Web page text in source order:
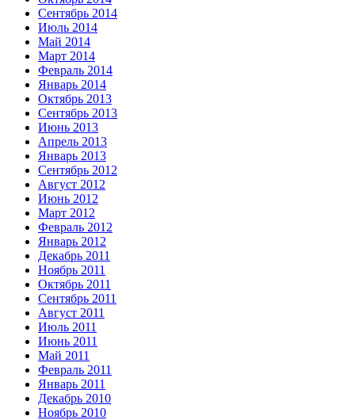
Сентябрь 2014
Июль 2014
Май 2014
Март 2014
Февраль 2014
Январь 2014
Октябрь 2013
Сентябрь 2013
Июнь 2013
Апрель 2013
Январь 2013
Сентябрь 2012
Август 2012
Июнь 2012
Март 2012
Февраль 2012
Январь 2012
Декабрь 2011
Ноябрь 2011
Октябрь 2011
Сентябрь 2011
Август 2011
Июль 2011
Июнь 2011
Май 2011
Февраль 2011
Январь 2011
Декабрь 2010
Ноябрь 2010